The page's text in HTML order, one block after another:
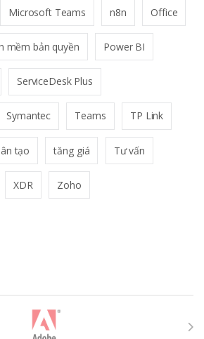
Microsoft Teams n8n Office
mềm bản quyền Power BI
ServiceDesk Plus
Symantec Teams TP Link
tạo tăng giá Tư vấn
XDR Zoho